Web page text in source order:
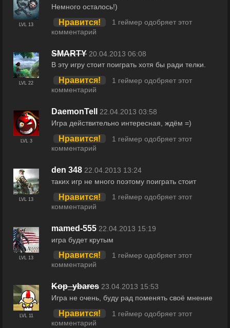
LVL 13
Немного осталось!)
Нравится!
1 геймер одобряет этот
комментарий
LVL 22
SMARTY 20.04.2013 06:08
В эту игру стоит поиграть хотя бы ради телки.
Нравится!
1 геймер одобряет этот
комментарий
LVL 3
DaemonTell 22.04.2013 03:58
Игра действительно интересная, ждём =)
Нравится!
1 геймер одобряет этот
комментарий
LVL 13
den 348 22.04.2013 13:24
таких игр не много поэтому поиграть стоит
Нравится!
1 геймер одобряет этот
комментарий
LVL 13
mamed-555 22.04.2013 15:19
игра будет крутым
Нравится!
1 геймер одобряет этот
комментарий
LVL 11
Kop_ybares 23.04.2013 15:53
Игра не очень, буду рад поменять своё мнение
Нравится!
1 геймер одобряет этот
комментарий